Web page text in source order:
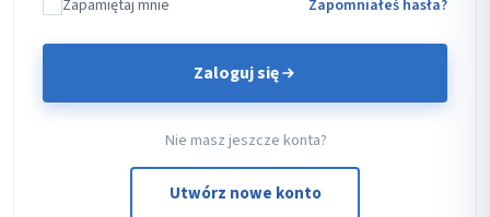
Zapamiętaj mnie Zapomniałeś hasła?
Zaloguj się
Nie masz jeszcze konta?
Utwórz nowe konto